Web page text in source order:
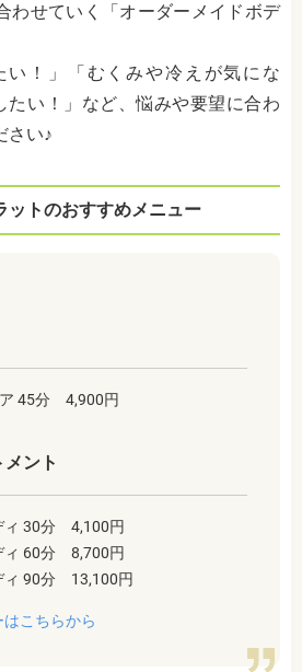
わせていく「オーダーメイドボデ
い！」「むくみや冷えが気にな
たい！」など、悩みや要望に合わ
さい♪
ットのおすすめメニュー
45分 4,900円
ント
ィ 30分 4,100円
ィ 60分 8,700円
ィ 90分 13,100円
こちらから